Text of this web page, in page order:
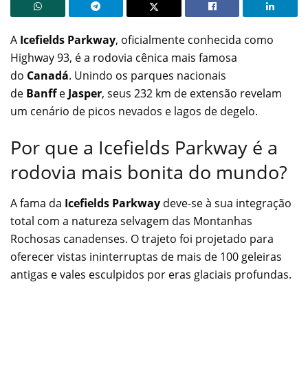
A Icefields Parkway, oficialmente conhecida como
Highway 93, é a rodovia cênica mais famosa
do Canadá. Unindo os parques nacionais
de Banffe Jasper, seus 232 km de extensão revelam
um cenário de picos nevados e lagos de degelo.
Por que a Icefields Parkway é a
rodovia mais bonita do mundo?
A fama da Icefields Parkway deve-se à sua integração
total com a natureza selvagem das Montanhas
Rochosas canadenses. O trajeto foi projetado para
oferecer vistas ininterruptas de mais de 100 geleiras
antigas e vales esculpidos por eras glaciais profundas.